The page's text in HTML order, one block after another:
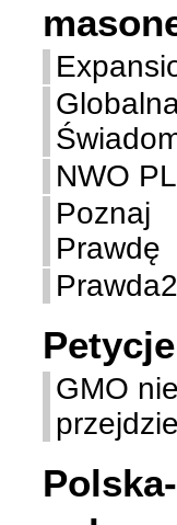
NWO PL
Poznaj
Prawdę
Petycje
GMO nie
przejdzie
Polska-